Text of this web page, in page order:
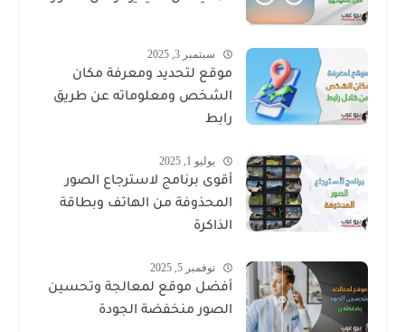
سبتمبر 3, 2025
موقع لتحديد ومعرفة مكان
الشخص ومعلوماته عن طريق
رابط
يوليو 1, 2025
أقوى برنامج لاسترجاع الصور
المحذوفة من الهاتف وبطاقة
الذاكرة
نوفمبر 5, 2025
أفضل موقع لمعالجة وتحسين
الصور منخفضة الجودة